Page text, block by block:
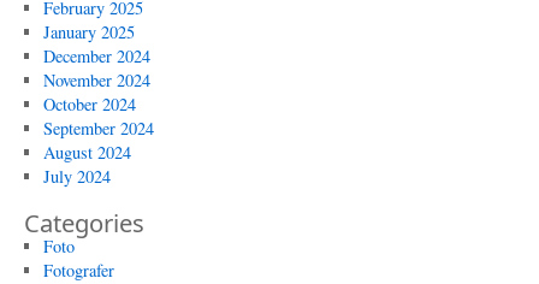
February 2025
January 2025
December 2024
November 2024
October 2024
September 2024
August 2024
July 2024
Categories
Foto
Fotografer